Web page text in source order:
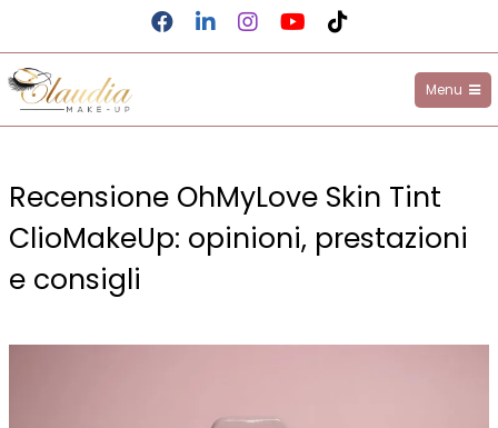
contenuto
Facebook
LinkedInInstagram
YouTubeTikTok
Claudia Make-up
Menu
Recensione OhMyLove Skin Tint
ClioMakeUp: opinioni, prestazioni
e consigli